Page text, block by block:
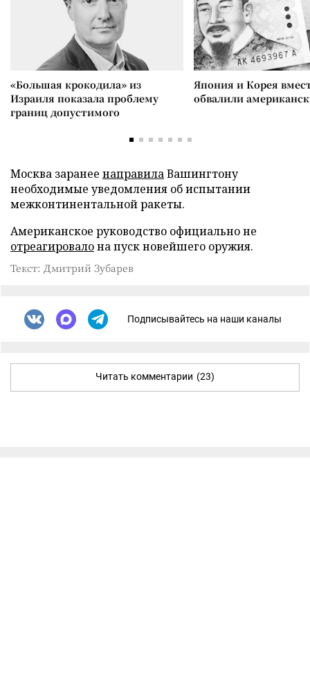
«Большая крокодила» из
Израиля показала проблему
границ допустимого
Япония и Корея
обвалили
Москва заранее направилаВашингтону
необходимые уведомления об испытании
межконтинентальной ракеты.
Американское руководство официально не
отреагировалона пуск новейшего оружия.
Текст: Дмитрий Зубарев
Подписывайтесь на наши каналы
Читать комментарии (23)